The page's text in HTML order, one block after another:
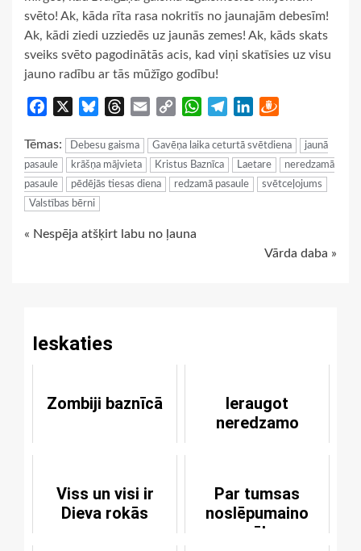
svēto! Ak, kāda rīta rasa nokritīs no jaunajām debesīm!
Ak, kādi ziedi uzziedēs uz jaunās zemes! Ak, kāds skats
sveiks svēto pagodinātās acis, kad viņi skatīsies uz visu
jauno radību ar tās mūžīgo godību!
Facebook BlueskyThreads
Email
Copy
WhatsApp
TelegramLinkedIn
Tēmas: Debesu gaisma Gavēņa laika ceturtā svētdiena
jaunā
pasaule
krāšņa mājvieta Kristus Baznīca Laetare
neredzamā
pasaule
pēdējās tiesas diena redzamā pasaule
svētceļojums
Valstības bērni
Continue
« Nespēja atšķirt labu no ļauna
Vārda daba »
Ieskaties
Zombiji baznīcā
Ieraugot
neredzamo
Viss un visi ir
Dieva rokās
Par tumsas
noslēpumaino
spēku